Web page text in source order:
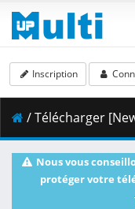
Inscription
/ Télécharger [New-raws] Bungou Stray
Nous vous
protéger votre